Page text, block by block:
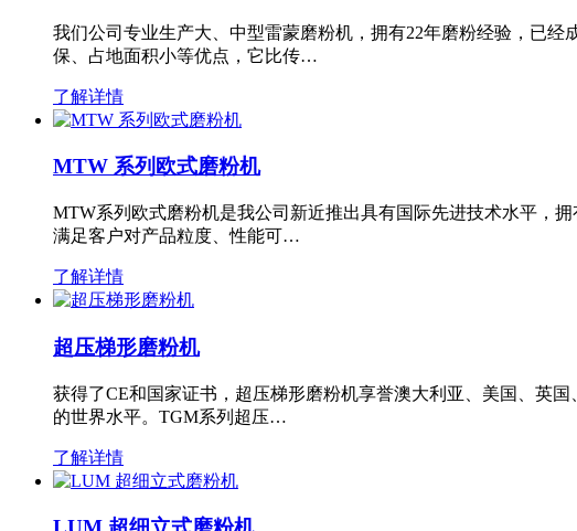
我们公司专业生产大、中型雷蒙磨粉机，拥有22年磨粉经验，已
保、占地面积小等优点，它比传…
了解详情
MTW 系列欧式磨粉机
MTW系列欧式磨粉机是我公司新近推出具有国际先进技术水平，
满足客户对产品粒度、性能可…
了解详情
超压梯形磨粉机
获得了CE和国家证书，超压梯形磨粉机享誉澳大利亚、美国、英
的世界水平。TGM系列超压…
了解详情